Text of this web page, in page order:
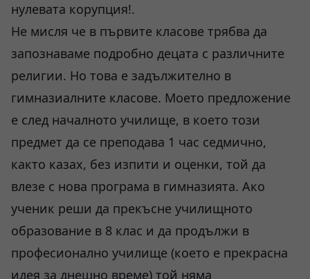
нулевата корупция!.
Не мисля че в първите класове трябва да
запознаваме подробно децата с различните
религии. Но това е задължително в
гимназиалните класове. Моето предложение
е след началното училище, в което този
предмет да се преподава 1 час седмично,
както казах, без изпити и оценки, той да
влезе с нова програма в гимназията. Ако
ученик реши да прекъсне училищното
образование в 8 клас и да продължи в
професионално училище (което е прекрасна
идея за днешно време) той няма